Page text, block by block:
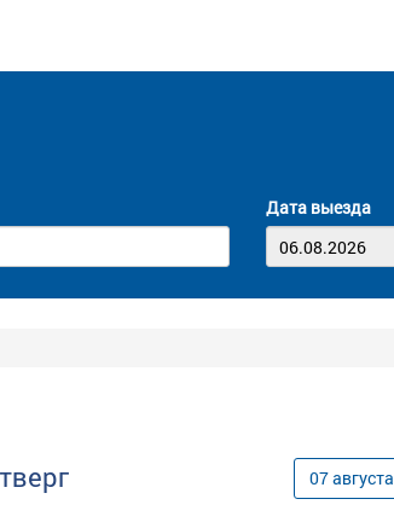
Дата выезда
07августа